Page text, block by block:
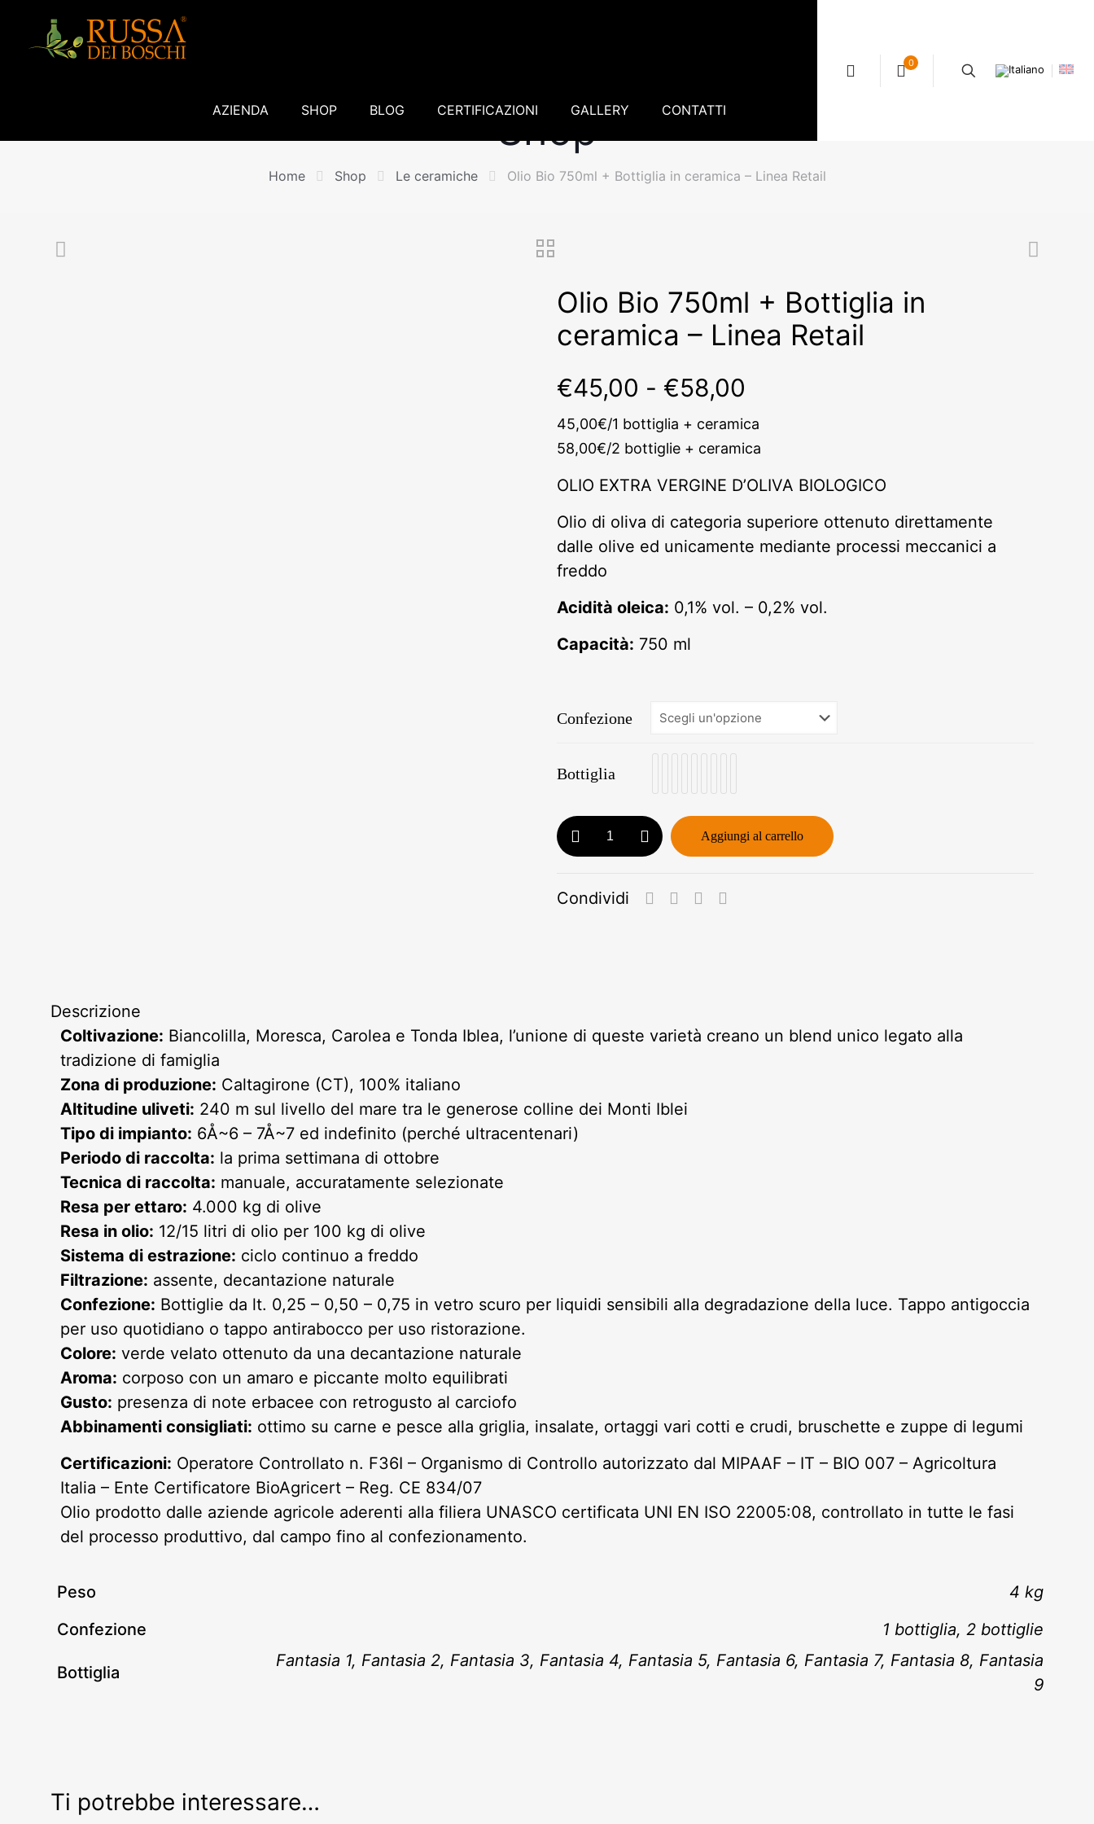
AZIENDA SHOP BLOG CERTIFICAZIONI GALLERY CONTATTI
0
Shop
Home Shop Le ceramiche Olio Bio 750ml + Bottiglia in ceramica – Linea Retail
Olio Bio 750ml + Bottiglia in
ceramica – Linea Retail
€45,00 - €58,00
prezzo:
da
€45,00
€58,00
45,00€/1 bottiglia + ceramica
58,00€/2 bottiglie + ceramica
OLIO EXTRA VERGINE D’OLIVA BIOLOGICO
Olio di oliva di categoria superiore ottenuto direttamente
dalle olive ed unicamente mediante processi meccanici a
freddo
Acidità oleica: 0,1% vol. – 0,2% vol.
Capacità: 750 ml
Confezione
Bottiglia
Olio
Bio
+
Retail
Aggiungi al carrello
Condividi
Descrizione
Coltivazione: Biancolilla, Moresca, Carolea e Tonda Iblea, l’unione di queste varietà creano un blend unico legato alla
tradizione di famiglia
Zona di produzione: Caltagirone (CT), 100% italiano
Altitudine uliveti: 240 m sul livello del mare tra le generose colline dei Monti Iblei
Tipo di impianto: 6Å~6 – 7Å~7 ed indefinito (perché ultracentenari)
Periodo di raccolta: la prima settimana di ottobre
Tecnica di raccolta: manuale, accuratamente selezionate
Resa per ettaro: 4.000 kg di olive
Resa in olio: 12/15 litri di olio per 100 kg di olive
Sistema di estrazione: ciclo continuo a freddo
Filtrazione: assente, decantazione naturale
Confezione: Bottiglie da lt. 0,25 – 0,50 – 0,75 in vetro scuro per liquidi sensibili alla degradazione della luce. Tappo antigoccia
per uso quotidiano o tappo antirabocco per uso ristorazione.
Colore: verde velato ottenuto da una decantazione naturale
Aroma: corposo con un amaro e piccante molto equilibrati
Gusto: presenza di note erbacee con retrogusto al carciofo
Abbinamenti consigliati: ottimo su carne e pesce alla griglia, insalate, ortaggi vari cotti e crudi, bruschette e zuppe di legumi
Certificazioni: Operatore Controllato n. F36I – Organismo di Controllo autorizzato dal MIPAAF – IT – BIO 007 – Agricoltura
Italia – Ente Certificatore BioAgricert – Reg. CE 834/07
Olio prodotto dalle aziende agricole aderenti alla filiera UNASCO certificata UNI EN ISO 22005:08, controllato in tutte le fasi
del processo produttivo, dal campo fino al confezionamento.
Peso
4 kg
Confezione
1 bottiglia, 2 bottiglie
Bottiglia
Fantasia 1, Fantasia 2, Fantasia 3, Fantasia 4, Fantasia 5, Fantasia 6, Fantasia 7, Fantasia 8, Fantasia
9
Ti potrebbe interessare…